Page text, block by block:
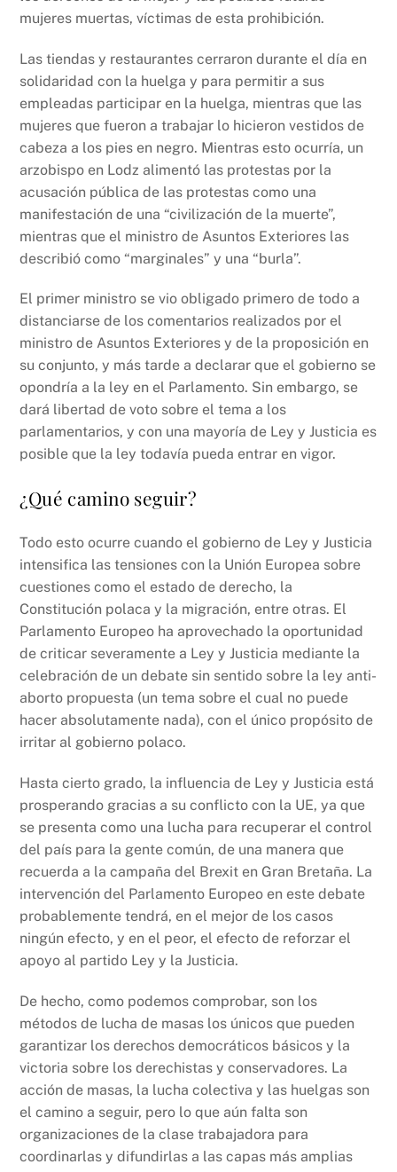
mujeres muertas, víctimas de esta prohibición.
Las tiendas y restaurantes cerraron durante el día en
solidaridad con la huelga y para permitir a sus
empleadas participar en la huelga, mientras que las
mujeres que fueron a trabajar lo hicieron vestidos de
cabeza a los pies en negro. Mientras esto ocurría, un
arzobispo en Lodz alimentó las protestas por la
acusación pública de las protestas como una
manifestación de una “civilización de la muerte”,
mientras que el ministro de Asuntos Exteriores las
describió como “marginales” y una “burla”.
El primer ministro se vio obligado primero de todo a
distanciarse de los comentarios realizados por el
ministro de Asuntos Exteriores y de la proposición en
su conjunto, y más tarde a declarar que el gobierno se
opondría a la ley en el Parlamento. Sin embargo, se
dará libertad de voto sobre el tema a los
parlamentarios, y con una mayoría de Ley y Justicia es
posible que la ley todavía pueda entrar en vigor.
¿Qué camino seguir?
Todo esto ocurre cuando el gobierno de Ley y Justicia
intensifica las tensiones con la Unión Europea sobre
cuestiones como el estado de derecho, la
Constitución polaca y la migración, entre otras. El
Parlamento Europeo ha aprovechado la oportunidad
de criticar severamente a Ley y Justicia mediante la
celebración de un debate sin sentido sobre la ley anti-
aborto propuesta (un tema sobre el cual no puede
hacer absolutamente nada), con el único propósito de
irritar al gobierno polaco.
Hasta cierto grado, la influencia de Ley y Justicia está
prosperando gracias a su conflicto con la UE, ya que
se presenta como una lucha para recuperar el control
del país para la gente común, de una manera que
recuerda a la campaña del Brexit en Gran Bretaña. La
intervención del Parlamento Europeo en este debate
probablemente tendrá, en el mejor de los casos
ningún efecto, y en el peor, el efecto de reforzar el
apoyo al partido Ley y la Justicia.
De hecho, como podemos comprobar, son los
métodos de lucha de masas los únicos que pueden
garantizar los derechos democráticos básicos y la
victoria sobre los derechistas y conservadores. La
acción de masas, la lucha colectiva y las huelgas son
el camino a seguir, pero lo que aún falta son
organizaciones de la clase trabajadora para
coordinarlas y difundirlas a las capas más amplias